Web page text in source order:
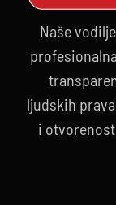
Naše
ljudskih
i